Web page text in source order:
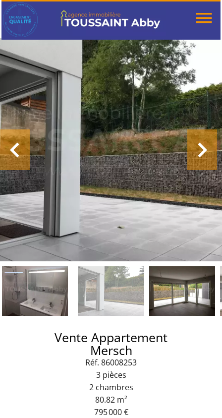
Vente Appartement
Mersch
Réf. 86008253
3 pièces
2 chambres
80.82 m²
795 000 €